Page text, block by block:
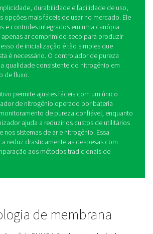
de nitrogênio de
PMNG 1-3
ideal para aplicações de baixa (90%) a
como enchimento de pneus,